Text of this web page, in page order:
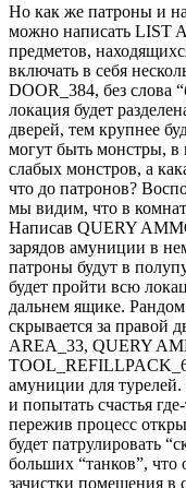
Но как же патроны и
можно написать LIST
предметов,
включать в себя
DOOR_384, без слова
локация будет
дверей, тем крупнее
могут быть монстры, в
слабых монстров, а
что до патронов?
мы видим, что в
Написав QUERY
зарядов амуниции в
патроны будут в
будет пройти всю
дальнем ящике.
скрывается за правой
AREA_33, QUERY
амуниции для
и попытать счастья
пережив процесс
будет патрулировать
больших “танков”,
зачистки помещения в